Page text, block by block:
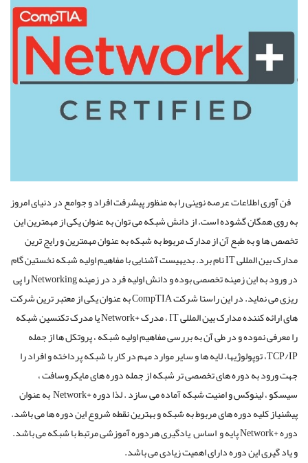
فن آوری اطلاعات عرصه نوینی را به منظور پیشرفت افراد و جوامع در دنیای امروز
به روی همگان گشوده است. از دانش شبکه می توان به عنوان یکی از مهمترین این
تخصص ها و به طبع آن از مدارک مربوط به شبکه به عنوان مهمترین و رایج ترین
مدارک بین المللی IT نام برد. بدیهیست آشنایی با مفاهیم اولیه شبکه نخستین گام
در ورود به این زمینه تخصصی بوده و دانش اولیه فرد در زمینه Networking را پی
ریزی می نماید. در این راستا شرکت CompTIA به عنوان یکی از معتبر ترین شرکت
های ارائه کننده مدارک بین المللی IT ، مدرک +Network یا مدرک تکنسین شبکه
را معرفی نموده و در طی آن به بررسی مفاهیم اولیه شبکه ، پروتکل ها از جمله
TCP/IP، توپولوژیها، لایه ها و سایر موارد مهم در کار با شبکه پرداخته و افراد را
جهت ورود به دوره های تخصصی ترشبکه از جمله دوره های مایکروسافت ،
سیسکو ، لینوکس و امنیت شبکه آماده می سازد . لذا دوره +Network به عنوان
پیشنیاز کلیه دوره های مربوط به شبکه و بهترین نقطه شروع این دوره ها می باشد.
دوره +Network پایه و اساس یادگیری هردوره آموزشی مرتبط با شبکه می باشد.
و یاد گیری این دوره دارای اهمیت زیادی می باشد.